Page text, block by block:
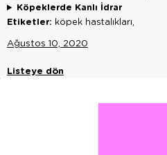
Köpeklerde Kanlı İdrar
Etiketler: köpek hastalıkları,
Ağustos 10, 2020
Listeye dön